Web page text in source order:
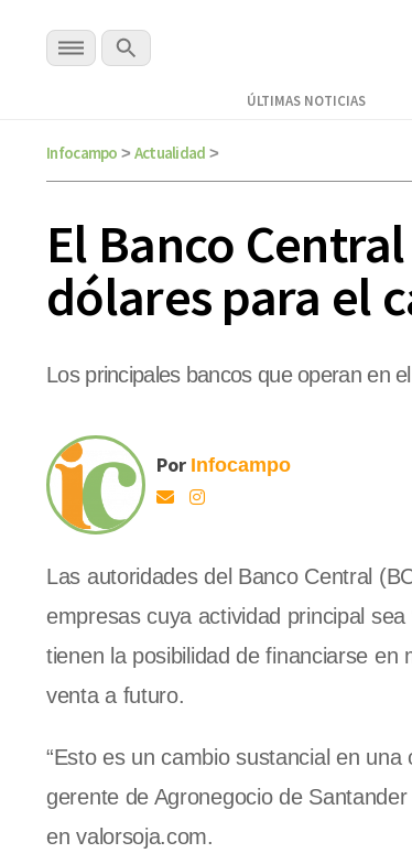
ÚLTIMAS NOTICIAS
Infocampo > Actualidad >
El Banco
dólares para el
Los principales bancos que operan en
Por Infocampo
Las autoridades del Banco Central
empresas cuya actividad principal
tienen la posibilidad de financiarse
venta a futuro.
“Esto es un cambio sustancial en
gerente de Agronegocio de
en valorsoja.com.